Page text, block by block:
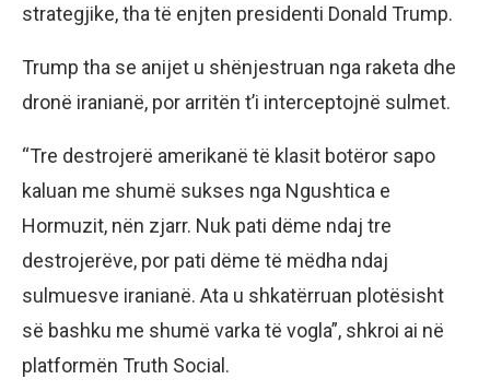
strategjike, tha të enjten presidenti Donald Trump.
Trump tha se anijet u shënjestruan nga raketa dhe
dronë iranianë, por arritën t’i interceptojnë sulmet.
“Tre destrojerë amerikanë të klasit botëror sapo
kaluan me shumë sukses nga Ngushtica e
Hormuzit, nën zjarr. Nuk pati dëme ndaj tre
destrojerëve, por pati dëme të mëdha ndaj
sulmuesve iranianë. Ata u shkatërruan plotësisht
së bashku me shumë varka të vogla”, shkroi ai në
platformën Truth Social.